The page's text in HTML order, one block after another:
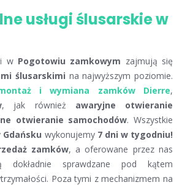
usługi ślusarskie w
w Pogotowiu zamkowym zajmują się
ślusarskimi na najwyższym poziomie.
i wymiana zamków Dierre,
, jak również awaryjne otwieranie
otwieranie samochodów. Wszystkie
Gdańsku wykonujemy 7 dni w tygodniu!
zamków, a oferowane przez nas
dokładnie sprawdzane pod kątem
Poza tymi z mechanizmem na